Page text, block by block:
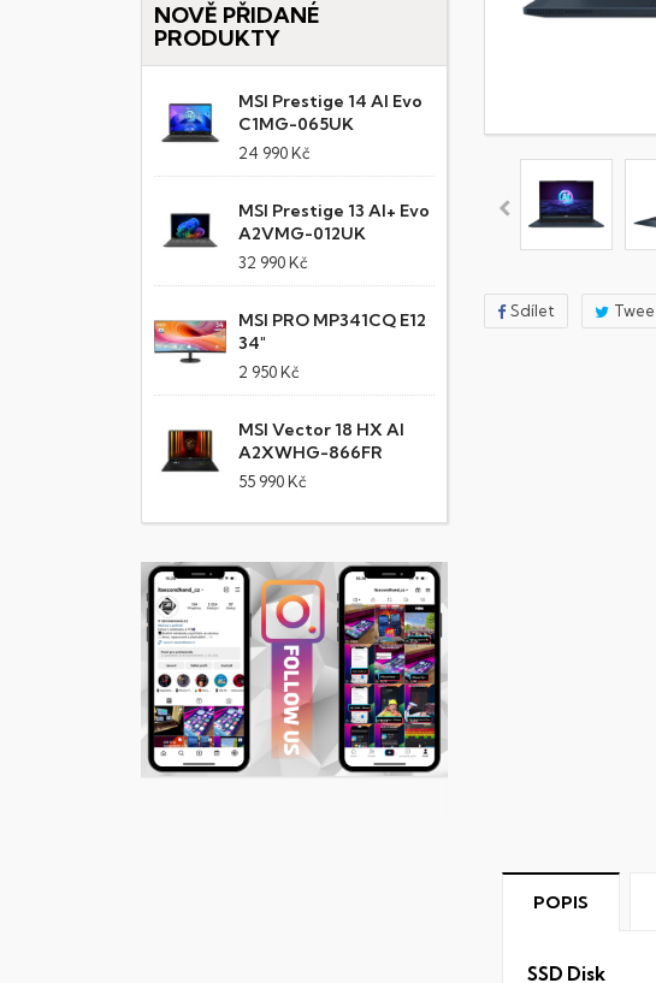
NOVĚ PŘIDANÉ
PRODUKTY
MSI Prestige 14 AI Evo
C1MG-065UK
24 990 Kč
MSI Prestige 13 AI+ Evo
A2VMG-012UK
32 990 Kč
MSI PRO MP341CQ E12
34"
2 950 Kč
MSI Vector 18 HX AI
A2XWHG-866FR
55 990 Kč
Sdílet
POPIS
SSD Disk